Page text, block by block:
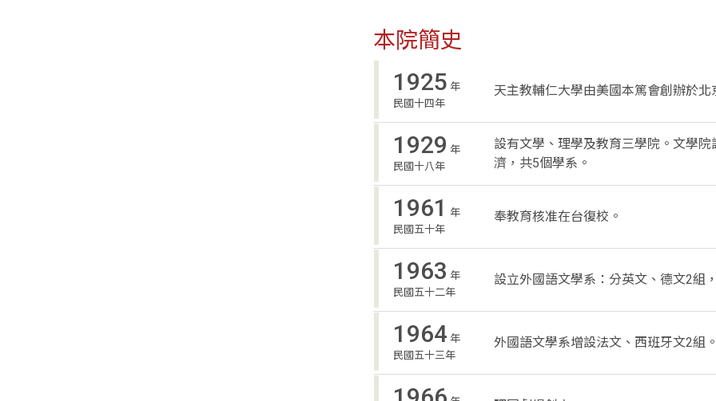
本院簡史
1925 年
民國十四年
天主教輔仁大學由美國本篤會創辦於北
1929 年
民國十八年
設有文學、理學及教育三學院。文學
濟，共5個學系。
1961 年
民國五十年
奉教育核准在台復校。
1963 年
民國五十二年
設立外國語文學系：分英文、德文2組
1964 年
民國五十三年
外國語文學系增設法文、西班牙文2組。